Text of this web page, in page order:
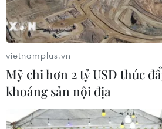
Khen NHNN 'thông minh
nhận định tỷ giá biến
Ba điều Ngân hàng Nhà nước
động, ổn định kỳ vọng và kết hợp
sử dụng các công cụ tiền tệ trơn
vietnamplus.vn
Mỹ chi hơn 2 tỷ USD thúc
khoáng sản nội địa